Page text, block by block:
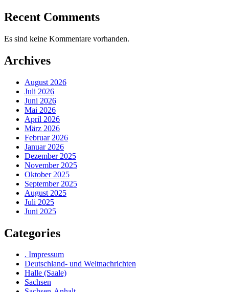
Recent Comments
Es sind keine Kommentare vorhanden.
Archives
August 2026
Juli 2026
Juni 2026
Mai 2026
April 2026
März 2026
Februar 2026
Januar 2026
Dezember 2025
November 2025
Oktober 2025
September 2025
August 2025
Juli 2025
Juni 2025
Categories
. Impressum
Deutschland- und Weltnachrichten
Halle (Saale)
Sachsen